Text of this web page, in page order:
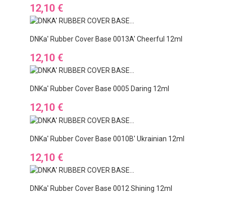
Cena
12,10 €
DNKa' Rubber Cover Base 0013A' Cheerful 12ml
Cena
12,10 €
DNKa' Rubber Cover Base 0005 Daring 12ml
Cena
12,10 €
DNKa' Rubber Cover Base 0010B' Ukrainian 12ml
Cena
12,10 €
DNKa' Rubber Cover Base 0012 Shining 12ml